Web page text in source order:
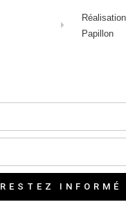
Papillon
RESTEZ INFORMÉ